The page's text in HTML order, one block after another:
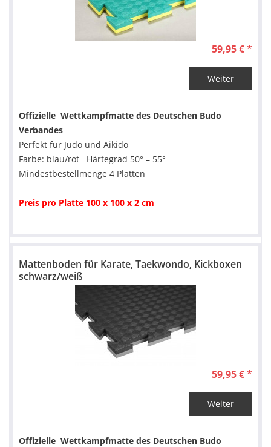
59,95 € *
Weiter
Offizielle Wettkampfmatte des Deutschen Budo
Verbandes
Perfekt für Judo und Aikido
Farbe: blau/rot Härtegrad 50° – 55°
Mindestbestellmenge 4 Platten
Preis pro Platte 100 x 100 x 2 cm
Mattenboden für Karate, Taekwondo, Kickboxen
schwarz/weiß
59,95 € *
Weiter
Offizielle Wettkampfmatte des Deutschen Budo